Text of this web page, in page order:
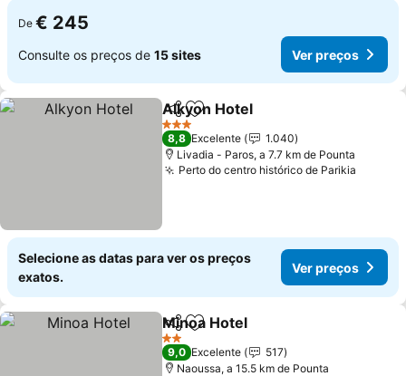
De € 245
Consulte os preços de 15 sites Ver preços
PartilharAdicionar aos favoritos
Alkyon Hotel
3 Estrelas
8,8 Excelente
1.040
Livadia - Paros, a 7.7 km de Pounta
Perto do centro histórico de Parikia
Selecione as datas para ver os preços
exatos.
Ver preços
PartilharAdicionar aos favoritos
Minoa Hotel
2 Estrelas
9,0 Excelente
517
Naoussa, a 15.5 km de Pounta